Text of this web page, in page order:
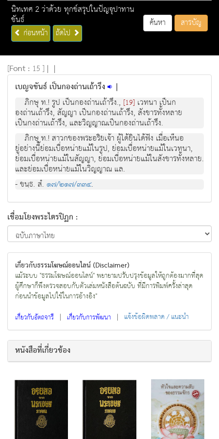
นิทเทศ 2 ว่าด้วย ทุกข์สรุปในปัญจุปาทาน
ขันธ์
ก่อนหน้า ถัดไป
ค้นหา สารบัญ
[Font : 15 ] | |
เบญจขันธ์ เป็นกองถ่านเถ้ารึง |
ภิกษุ ท.! รูป เปนกองถานเถารึง., [19] เวทนา เปนก
องถานเถารึง, สัญญา เปนกองถานเถารึง, สังขารทั้งหลาย
เปนกงถานเถารึง, และวิญญาณเปนกองถานเถารึง.
ภิกษุ ท.! สาวกของพระอริยเจา ผูไดยินไดฟง เมื่อเห็นอ
ยูอยางนี้ยอมเบื่อหนายแมในรูป, ยอมเบื่อหนายแมในเวทนา,
ยอมเบื่อหนายแมในสัญญา, ยอมเบื่อหนายแมในสังขารทั้งหลาย.
และยอมเบื่อหนายแมในวิญญาณ แล.
- ขนฺธ. สํ. ๑๗/๒๑๗/๓๓๔.
เชื่อมโยงพระไตรปิฏก :
เกี่ยวกับธรรมโฆษณ์ออนไลน์ (Disclaimer)
แม้ระบบ "ธรรมโฆษณ์ออนไลน์" พยายามปรับปรุงข้อมูลให้ถูกต้องมากที่สุด
ผู้ศึกษาก็พึงตรวจสอบกับตัวเล่มหนังสือต้นฉบับ ที่มีการพิมพ์ครั้งล่าสุด
ก่อนนำข้อมูลไปใช้ในการอ้างอิง"
เกี่ยวกับอัตถจารี | เกี่ยวกับการพัฒนา | แจ้งข้อผิดพลาด / แนะนำ
หนังสือที่เกี่ยวข้อง